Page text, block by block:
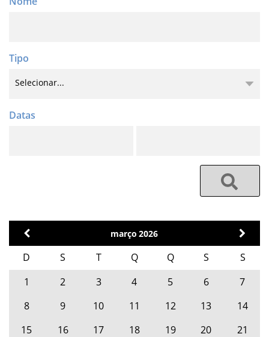
março 2026
D S T Q Q S
S
1
2 3 4 5 6
7
8
9 10 11 12 13
14
15
16 17 18 19 20
21